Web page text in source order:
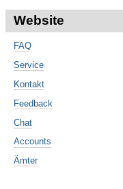
Website
FAQ
Service
Kontakt
Feedback
Chat
Accounts
Ämter